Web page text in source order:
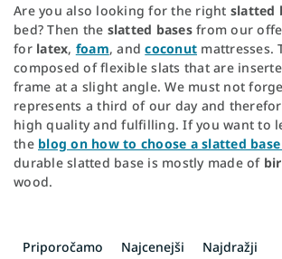
Are you also looking for the right slatted
bed? Then the slatted basesfrom our
for latex, foam, andcoconut mattresses.
composed of flexible slats that are
frame at a slight angle.We must not
represents a third of our day and
high quality and fulfilling. If you want to
the blog on how to choose a slatted
durable slatted base is mostly made of
wood.
Priporočamo Najcenejši Najdražji